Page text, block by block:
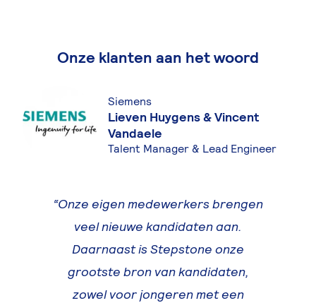
Onze klanten aan het woord
Siemens
Lieven Huygens & Vincent
Vandaele
Talent Manager & Lead Engineer
Onze eigen medewerkers brengen
veel nieuwe kandidaten aan.
Daarnaast is Stepstone onze
grootste bron van kandidaten,
zowel voor jongeren met een